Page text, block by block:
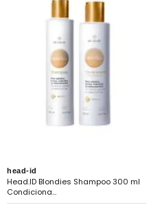
head-id
Head.ID Blondies Shampoo 300 ml
Condiciona...